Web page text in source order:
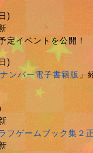
)
定イベントを公開！
)
ンバー電子書籍版」
フゲームブック集２